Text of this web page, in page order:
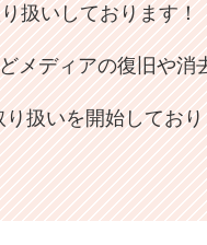
扱いしております！
メディアの復旧や消
り扱いを開始してお